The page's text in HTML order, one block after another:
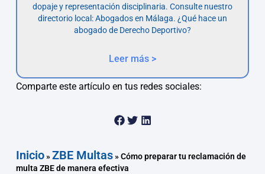
dopaje y representación disciplinaria. Consulte nuestro
directorio local: Abogados en Málaga. ¿Qué hace un
abogado de Derecho Deportivo?
Leer más >
Comparte este artículo en tus redes sociales:
Inicio»ZBE Multas»Cómo preparar tu reclamación de
multa ZBE de manera efectiva